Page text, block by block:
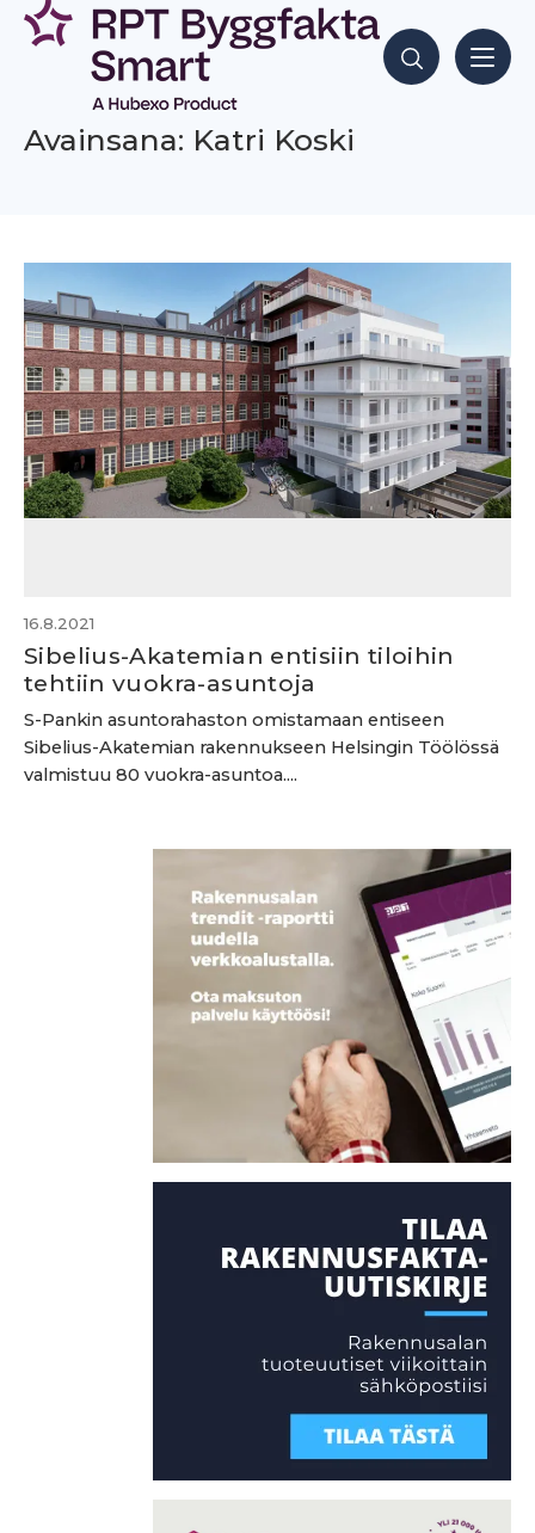
Siirry
sisältöön
Hae sisältöjä
Avainsana: Katri Koski
16.8.2021
Sibelius-Akatemian entisiin tiloihin
tehtiin vuokra-asuntoja
S-Pankin asuntorahaston omistamaan entiseen
Sibelius-Akatemian rakennukseen Helsingin Töölössä
valmistuu 80 vuokra-asuntoa....